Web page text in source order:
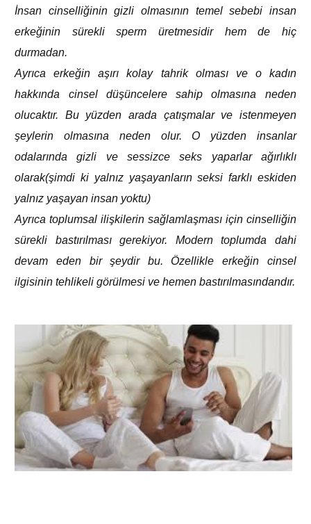
İnsan cinselliğinin gizli olmasının temel sebebi insan
erkeğinin sürekli sperm üretmesidir hem de hiç
durmadan.
Ayrıca erkeğin aşırı kolay tahrik olması ve o kadın
hakkında cinsel düşüncelere sahip olmasına neden
olucaktır. Bu yüzden arada çatışmalar ve istenmeyen
şeylerin olmasına neden olur. O yüzden insanlar
odalarında gizli ve sessizce seks yaparlar ağırlıklı
olarak(şimdi ki yalnız yaşayanların seksi farklı eskiden
yalnız yaşayan insan yoktu)
Ayrıca toplumsal ilişkilerin sağlamlaşması için cinselliğin
sürekli bastırılması gerekiyor. Modern toplumda dahi
devam eden bir şeydir bu. Özellikle erkeğin cinsel
ilgisinin tehlikeli görülmesi ve hemen bastırılmasındandır.